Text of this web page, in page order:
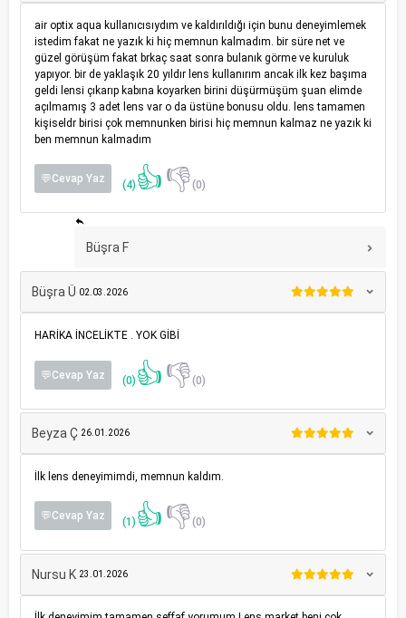
air optix aqua kullanıcısıydım ve kaldırıldığı için bunu deneyimlemek
istedim fakat ne yazık ki hiç memnun kalmadım. bir süre net ve
güzel görüşüm fakat brkaç saat sonra bulanık görme ve kuruluk
yapıyor. bir de yaklaşık 20 yıldır lens kullanırım ancak ilk kez başıma
geldi lensi çıkarıp kabına koyarken birini düşürmüşüm şuan elimde
açılmamış 3 adet lens var o da üstüne bonusu oldu. lens tamamen
kişiseldr birisi çok memnunken birisi hiç memnun kalmaz ne yazık ki
ben memnun kalmadım
💬Cevap Yaz (4) 👍👎(0)
Büşra F
Büşra Ü 02.03.2026
HARİKA İNCELİKTE . YOK GİBİ
💬Cevap Yaz (0) 👍👎(0)
Beyza Ç 26.01.2026
İlk lens deneyimimdi, memnun kaldım.
💬Cevap Yaz (1) 👍👎(0)
Nursu K 23.01.2026